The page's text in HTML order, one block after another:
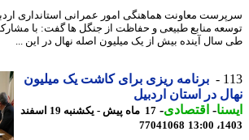
معاونت هماهنگی امور عمرانی استانداری اردبیل با
منابع طبیعی و حفاظت از جنگل ها گفت: با مشارکت
آینده بیش از یک میلیون اصله نهال در این ...
برنامه ریزی برای کاشت یک میلیون
در استان اردبیل
-اقتصادی-
17 ماه پیش - یکشنبه 19 اسفند
77041068